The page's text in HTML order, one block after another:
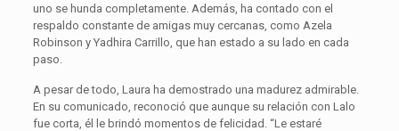
uno se hunda completamente. Además, ha contado con el
respaldo constante de amigas muy cercanas, como Azela
Robinson y Yadhira Carrillo, que han estado a su lado en cada
paso.
A pesar de todo, Laura ha demostrado una madurez admirable.
En su comunicado, reconoció que aunque su relación con Lalo
fue corta, él le brindó momentos de felicidad. “Le estaré